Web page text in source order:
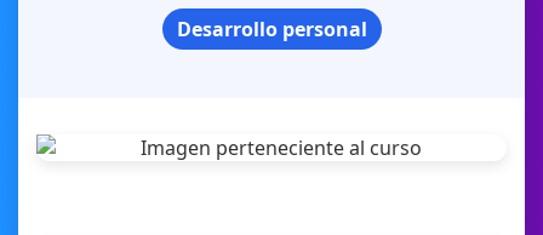
Desarrollo personal